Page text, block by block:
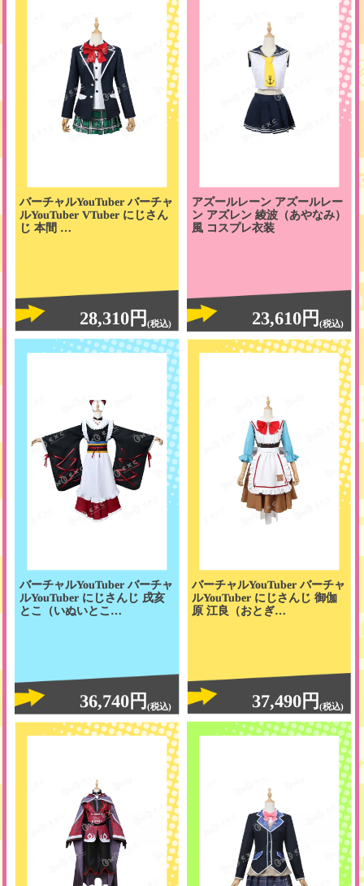
バーチャルYouTuber バーチャ
ルYouTuber VTuber にじさん
じ 本間 …
28,310円(税込)
アズールレーン アズールレー
ン アズレン 綾波（あやなみ）
風 コスプレ衣装
23,610円(税込)
バーチャルYouTuber バーチャ
ルYouTuber にじさんじ 戌亥
とこ（いぬいとこ…
36,740円(税込)
バーチャルYouTuber バーチャ
ルYouTuber にじさんじ 御伽
原 江良（おとぎ…
37,490円(税込)